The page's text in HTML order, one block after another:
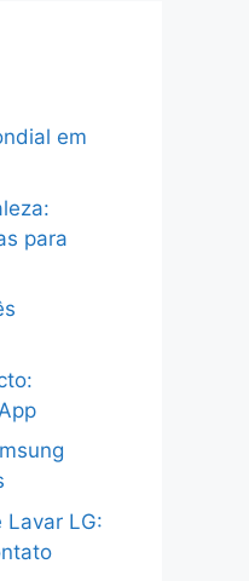
em
para
Lavar LG: